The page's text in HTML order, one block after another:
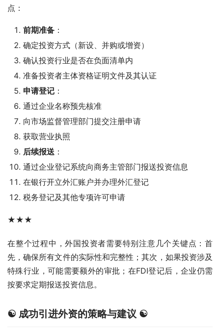
点：
前期准备 ：
确定投资方式（新设、并购或增资）
确认投资行业是否在负面清单内
准备投资者主体资格证明文件及其认证
申请登记 ：
通过企业名称预先核准
向市场监督管理部门提交注册申请
获取营业执照
后续报送 ：
通过企业登记系统向商务主管部门报送投资信息
在银行开立外汇账户并办理外汇登记
税务登记及其他专项许可申请
★★★
在整个过程中，外国投资者需要特别注意几个关键点：首
先，确保所有文件的实际性和完整性；其次，如果投资涉及
特殊行业，可能需要额外的审批；在FDI登记后，企业仍需
按要求定期报送投资信息。
☯ 成功引进外资的策略与建议 ☯